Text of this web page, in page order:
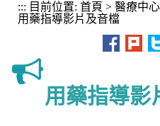
::: 目前位置: 首頁 > 醫療中心
用藥指導影片及音檔
用藥指導影